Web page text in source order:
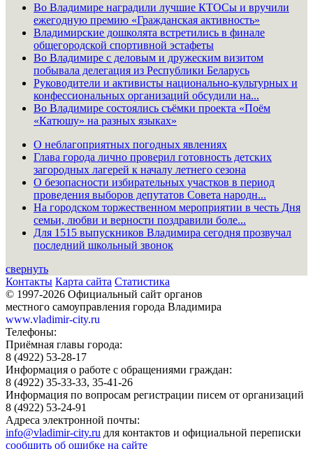
Во Владимире наградили лучшие КТОСы и вручили
ежегодную премию «Гражданская активность»
Владимирские дошколята встретились в финале
общегородской спортивной эстафеты
Во Владимире с деловым и дружеским визитом
побывала делегация из Республики Беларусь
Руководители и активисты национально-культурных и
конфессиональных организаций обсудили на...
Во Владимире состоялись съёмки проекта «Поём
«Катюшу» на разных языках»
О неблагоприятных погодных явлениях
Глава города лично проверил готовность детских
загородных лагерей к началу летнего сезона
О безопасности избирательных участков в период
проведения выборов депутатов Совета народн...
На городском торжественном мероприятии в честь Дня
семьи, любви и верности поздравили боле...
Для 1515 выпускников Владимира сегодня прозвучал
последний школьный звонок
свернуть
Контакты Карта сайта Статистика
© 1997-2026 Официальный сайт органов
местного самоуправления города Владимира
www.vladimir-city.ru
Телефоны:
Приёмная главы города:
8 (4922) 53-28-17
Информация о работе с обращениями граждан:
8 (4922) 35-33-33, 35-41-26
Информация по вопросам регистрации писем от организаций
8 (4922) 53-24-91
Адреса электронной почты:
info@vladimir-city.ru для контактов и официальной переписки
сообщить об ошибке на сайте